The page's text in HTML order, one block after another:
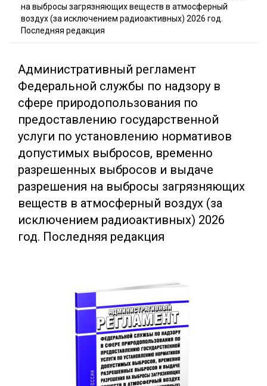
Акции и скидки
на выбросы загрязняющих веществ в атмосферный
воздух (за исключением радиоактивных) 2026 год.
Последняя редакция
Административный регламент
Федеральной службы по надзору в
сфере природопользования по
предоставлению государственной
услуги по установлению нормативов
допустимых выбросов, временно
разрешенных выбросов и выдаче
разрешения на выбросы загрязняющих
веществ в атмосферный воздух (за
исключением радиоактивных) 2026
год. Последняя редакция